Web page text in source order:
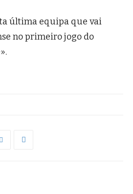
última equipa que vai
no primeiro jogo do